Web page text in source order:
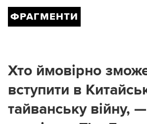
ФРАГМЕНТИ
Хто ймовірно
вступити в
тайванську війну, —